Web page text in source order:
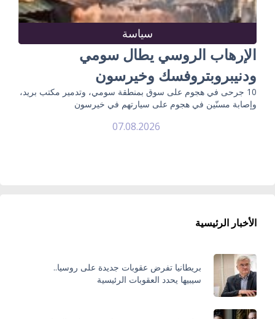
سياسة
الإرهاب الروسي يطال سومي
ودنيبروبتروفسك وخيرسون
10 جرحى في هجوم على سوق بمنطقة سومي، وتدمير مكتب بريد،
وإصابة مسنّين في هجوم على سيارتهم في خيرسون
07.08.2026
الأخبار الرئيسية
بريطانيا تفرض عقوبات جديدة على روسيا..
سيبيها يحدد العقوبات الرئيسية